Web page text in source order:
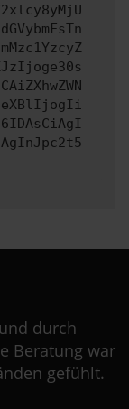
durch
Beratung war
gefühlt.